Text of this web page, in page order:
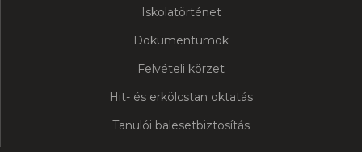
Iskolatörténet
Dokumentumok
Felvételi körzet
Hit- és erkölcstan oktatás
Tanulói balesetbiztosítás